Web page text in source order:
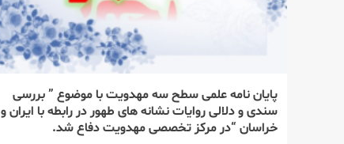
پایان نامه علمی سطح سه مهدویت با موضوع ” بررسی
سندی و دلالی روایات نشانه های طهور در رابطه با ایران و
خراسان “در مركز تخصصی مهدویت دفاع شد.